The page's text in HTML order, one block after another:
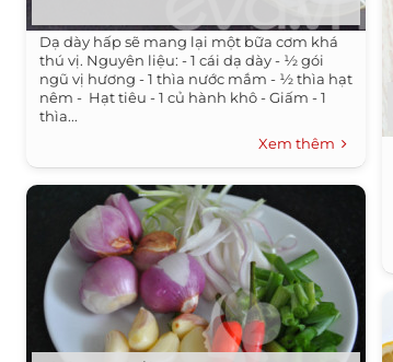
Dạ dày hấp sẽ mang lại một bữa cơm khá
thú vị. Nguyên liệu: - 1 cái dạ dày - ½ gói
ngũ vị hương - 1 thìa nước mắm - ½ thìa hạt
nêm - Hạt tiêu - 1 củ hành khô - Giấm - 1
thìa...
Xem thêm